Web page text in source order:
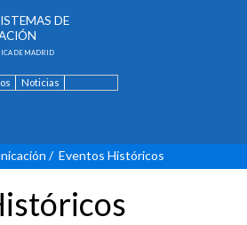
DE
DE MADRID
Noticias
/ Eventos Históricos